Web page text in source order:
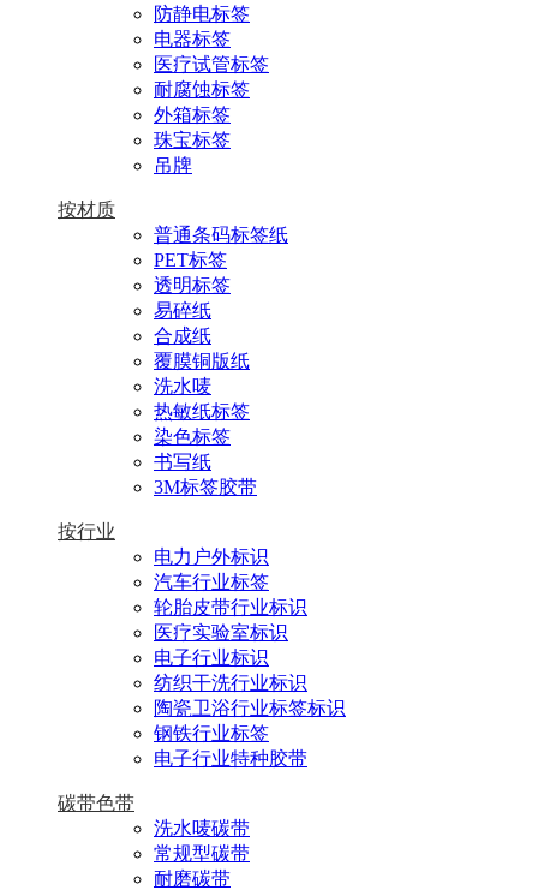
防静电标签
电器标签
医疗试管标签
耐腐蚀标签
外箱标签
珠宝标签
吊牌
按材质
普通条码标签纸
PET标签
透明标签
易碎纸
合成纸
覆膜铜版纸
洗水唛
热敏纸标签
染色标签
书写纸
3M标签胶带
按行业
电力户外标识
汽车行业标签
轮胎皮带行业标识
医疗实验室标识
电子行业标识
纺织干洗行业标识
陶瓷卫浴行业标签标识
钢铁行业标签
电子行业特种胶带
碳带色带
洗水唛碳带
常规型碳带
耐磨碳带